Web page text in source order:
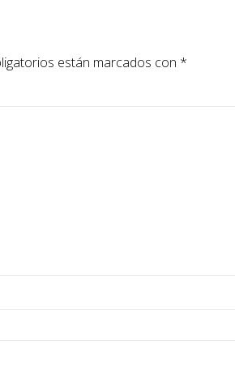
están marcados con *